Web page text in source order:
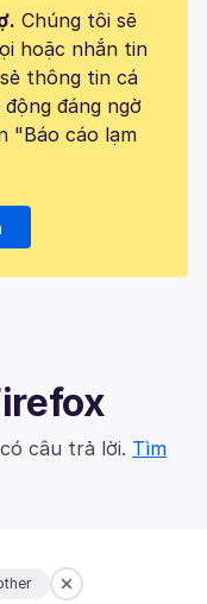
Chúng tôi sẽ
hoặc nhắn tin
thông tin cá
đáng ngờ
"Báo cáo lạm
câu trả lời. Tìm